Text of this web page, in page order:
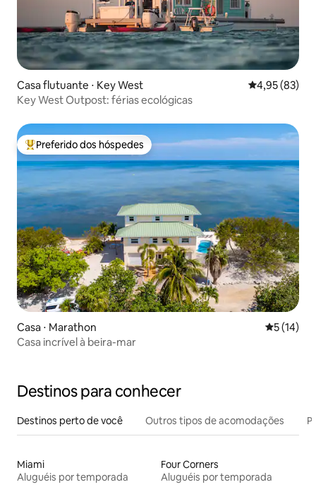
Casa flutuante ⋅ Key West 4,95 de uma
4,95 (83)
Key West Outpost: férias ecológicas
Entre os melhores preferidos dos hóspedes
Preferido dos hóspedes
Casa ⋅ Marathon 5 de uma
5 (14)
Casa incrível à beira-mar
Destinos para conhecer
Destinos perto de você Outros tipos de acomodações
Miami
Aluguéis por temporada
Four Corners
Aluguéis por temporada